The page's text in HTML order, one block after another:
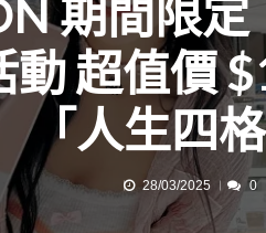
期間限定
動 超值價
「人生四
28/03/2025 0